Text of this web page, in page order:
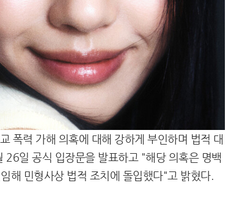
폭력 가해 의혹에 대해 강하게 부인하며 법적 대
일 공식 입장문을 발표하고 "해당 의혹은 명백
해 민형사상 법적 조치에 돌입했다"고 밝혔다.